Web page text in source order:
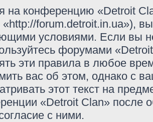
на конференцию «Detroit
«http://forum.detroit.in.ua»),
условиями. Если вы
форумами
эти правила в любое
вас об этом, однако с
этот текст на
«Detroit Clan» после
с ними.